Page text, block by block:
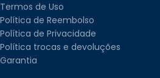
Termos de Uso
Política de Reembolso
Política de Privacidade
Política trocas e devoluções
Garantia